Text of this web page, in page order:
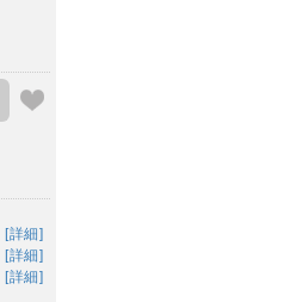
[詳細]
[詳細]
[詳細]